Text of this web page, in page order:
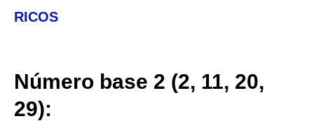
RICOS
Número base 2 (2, 11, 20,
29):